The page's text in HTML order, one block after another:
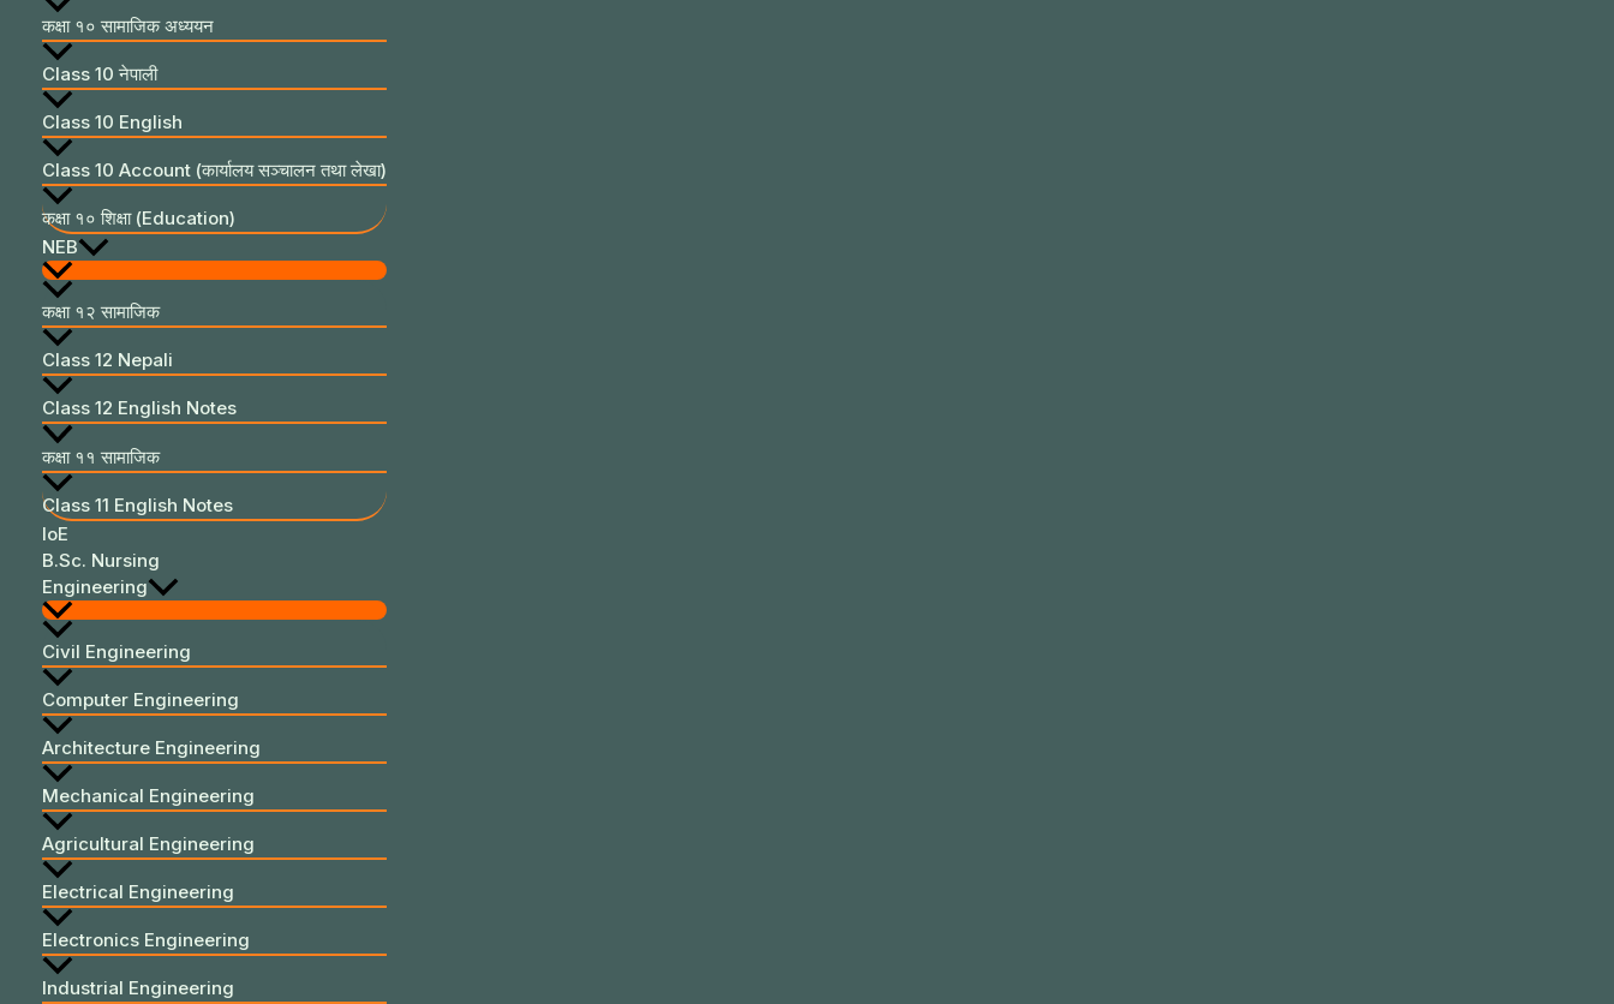
कक्षा १० सामाजिक अध्ययन
Class 10 नेपाली
Class 10 English
Class 10 Account (कार्यालय सञ्चालन तथा लेखा)
कक्षा १० शिक्षा (Education)
NEB
कक्षा १२ सामाजिक
Class 12 Nepali
Class 12 English Notes
कक्षा ११ सामाजिक
Class 11 English Notes
IoE
B.Sc. Nursing
Engineering
Civil Engineering
Computer Engineering
Architecture Engineering
Mechanical Engineering
Agricultural Engineering
Electrical Engineering
Electronics Engineering
Industrial Engineering